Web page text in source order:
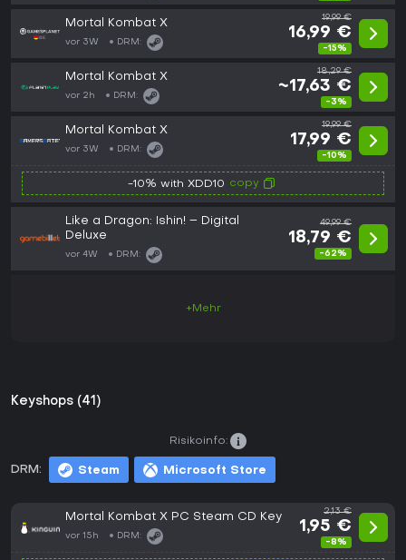
Mortal Kombat X
vor 3W DRM:
19,99 €
16,99 €
-15%
Mortal Kombat X
vor 2h DRM:
18,29 €
~17,63 €
-3%
Mortal Kombat X
vor 3W DRM:
19,99 €
17,99 €
-10%
-10% with XDD10 copy
Like a Dragon: Ishin! – Digital
Deluxe
vor 4W DRM:
49,99 €
18,79 €
-62%
+Mehr
Keyshops (41)
DRM: Steam Microsoft Store
Risikoinfo:
Mortal Kombat X PC Steam CD Key
vor 15h DRM:
2,13 €
1,95 €
-8%